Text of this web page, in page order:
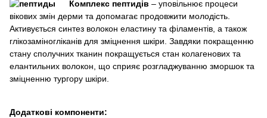
Комплекс пептидів – уповільнює процеси
вікових змін дерми та допомагає продовжити молодість.
Активується синтез волокон еластину та філаментів, а також
глікозаміногліканів для зміцнення шкіри. Завдяки покращенню
стану сполучних тканин покращується стан колагенових та
елантильних волокон, що сприяє розгладжуванню зморшок та
зміцненню тургору шкіри.
Додаткові компоненти: